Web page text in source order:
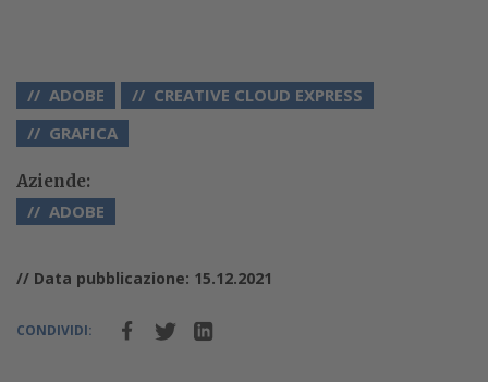
ADOBE
CREATIVE CLOUD EXPRESS
GRAFICA
Aziende:
ADOBE
// Data pubblicazione: 15.12.2021
CONDIVIDI: